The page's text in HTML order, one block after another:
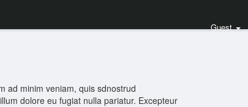
Guest
ad minim veniam, quis sdnostrud
dolore eu fugiat nulla pariatur. Excepteur